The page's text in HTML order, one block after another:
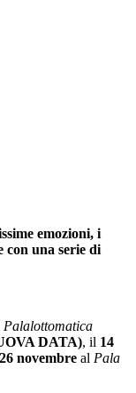
emozioni, i
con una serie di
Palalottomatica
DATA), il 14
novembre al Pala